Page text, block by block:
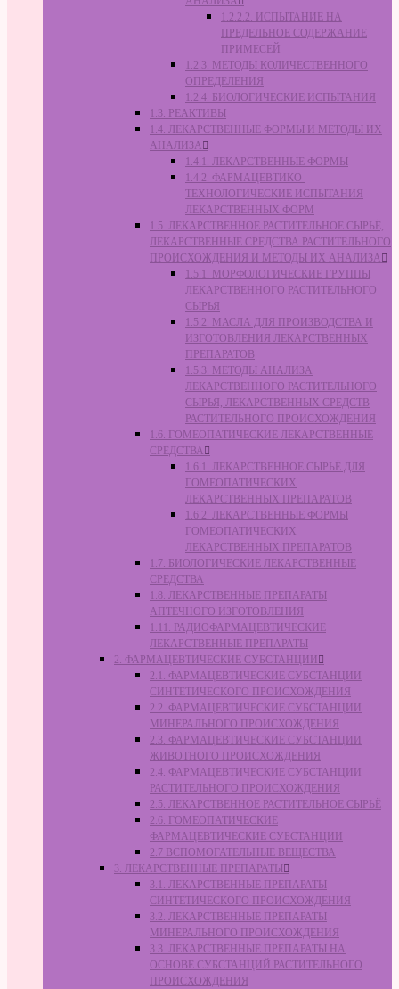
1.2.2.2. ИСПЫТАНИЕ НА
ПРЕДЕЛЬНОЕ СОДЕРЖАНИЕ
ПРИМЕСЕЙ
1.2.3. МЕТОДЫ КОЛИЧЕСТВЕННОГО
ОПРЕДЕЛЕНИЯ
1.2.4. БИОЛОГИЧЕСКИЕ ИСПЫТАНИЯ
1.3. РЕАКТИВЫ
1.4. ЛЕКАРСТВЕННЫЕ ФОРМЫ И МЕТОДЫ ИХ
АНАЛИЗА
1.4.1. ЛЕКАРСТВЕННЫЕ ФОРМЫ
1.4.2. ФАРМАЦЕВТИКО-
ТЕХНОЛОГИЧЕСКИЕ ИСПЫТАНИЯ
ЛЕКАРСТВЕННЫХ ФОРМ
1.5. ЛЕКАРСТВЕННОЕ РАСТИТЕЛЬНОЕ СЫРЬЁ,
ЛЕКАРСТВЕННЫЕ СРЕДСТВА РАСТИТЕЛЬНОГО
ПРОИСХОЖДЕНИЯ И МЕТОДЫ ИХ АНАЛИЗА
1.5.1. МОРФОЛОГИЧЕСКИЕ ГРУППЫ
ЛЕКАРСТВЕННОГО РАСТИТЕЛЬНОГО
СЫРЬЯ
1.5.2. МАСЛА ДЛЯ ПРОИЗВОДСТВА И
ИЗГОТОВЛЕНИЯ ЛЕКАРСТВЕННЫХ
ПРЕПАРАТОВ
1.5.3. МЕТОДЫ АНАЛИЗА
ЛЕКАРСТВЕННОГО РАСТИТЕЛЬНОГО
СЫРЬЯ, ЛЕКАРСТВЕННЫХ СРЕДСТВ
РАСТИТЕЛЬНОГО ПРОИСХОЖДЕНИЯ
1.6. ГОМЕОПАТИЧЕСКИЕ ЛЕКАРСТВЕННЫЕ
СРЕДСТВА
1.6.1. ЛЕКАРСТВЕННОЕ СЫРЬЁ ДЛЯ
ГОМЕОПАТИЧЕСКИХ
ЛЕКАРСТВЕННЫХ ПРЕПАРАТОВ
1.6.2. ЛЕКАРСТВЕННЫЕ ФОРМЫ
ГОМЕОПАТИЧЕСКИХ
ЛЕКАРСТВЕННЫХ ПРЕПАРАТОВ
1.7. БИОЛОГИЧЕСКИЕ ЛЕКАРСТВЕННЫЕ
СРЕДСТВА
1.8. ЛЕКАРСТВЕННЫЕ ПРЕПАРАТЫ
АПТЕЧНОГО ИЗГОТОВЛЕНИЯ
1.11. РАДИОФАРМАЦЕВТИЧЕСКИЕ
ЛЕКАРСТВЕННЫЕ ПРЕПАРАТЫ
2. ФАРМАЦЕВТИЧЕСКИЕ СУБСТАНЦИИ
2.1. ФАРМАЦЕВТИЧЕСКИЕ СУБСТАНЦИИ
СИНТЕТИЧЕСКОГО ПРОИСХОЖДЕНИЯ
2.2. ФАРМАЦЕВТИЧЕСКИЕ СУБСТАНЦИИ
МИНЕРАЛЬНОГО ПРОИСХОЖДЕНИЯ
2.3. ФАРМАЦЕВТИЧЕСКИЕ СУБСТАНЦИИ
ЖИВОТНОГО ПРОИСХОЖДЕНИЯ
2.4. ФАРМАЦЕВТИЧЕСКИЕ СУБСТАНЦИИ
РАСТИТЕЛЬНОГО ПРОИСХОЖДЕНИЯ
2.5. ЛЕКАРСТВЕННОЕ РАСТИТЕЛЬНОЕ СЫРЬЁ
2.6. ГОМЕОПАТИЧЕСКИЕ
ФАРМАЦЕВТИЧЕСКИЕ СУБСТАНЦИИ
2.7 ВСПОМОГАТЕЛЬНЫЕ ВЕЩЕСТВА
3. ЛЕКАРСТВЕННЫЕ ПРЕПАРАТЫ
3.1. ЛЕКАРСТВЕННЫЕ ПРЕПАРАТЫ
СИНТЕТИЧЕСКОГО ПРОИСХОЖДЕНИЯ
3.2. ЛЕКАРСТВЕННЫЕ ПРЕПАРАТЫ
МИНЕРАЛЬНОГО ПРОИСХОЖДЕНИЯ
3.3. ЛЕКАРСТВЕННЫЕ ПРЕПАРАТЫ НА
ОСНОВЕ СУБСТАНЦИЙ РАСТИТЕЛЬНОГО
ПРОИСХОЖДЕНИЯ